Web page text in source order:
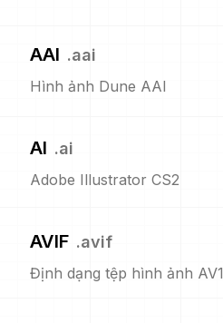
AAI .aai
Hình ảnh Dune AAI
AI .ai
Adobe Illustrator CS2
AVIF .avif
Định dạng tệp hình ảnh AV1